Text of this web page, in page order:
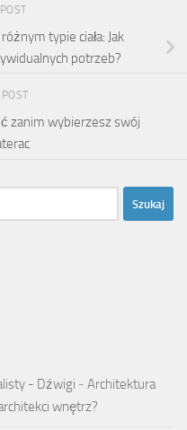
typie ciała: Jak
potrzeb?
zanim wybierzesz swój
- Dźwigi - Architektura
wnętrz?